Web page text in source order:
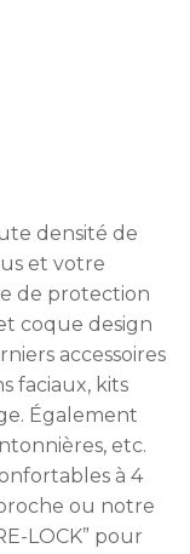
densité de
et votre
de protection
coque design
accessoires
faciaux, kits
Également
etc.
à 4
ou notre
LOCK” pour